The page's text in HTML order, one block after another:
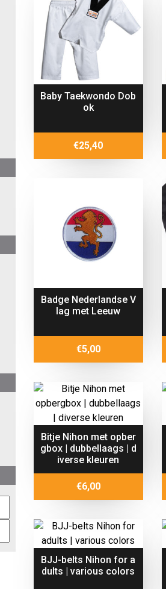
Baby Taekwondo Dob
ok
€25,40
Badge Nederlandse V
lag met Leeuw
€5,00
Bitje Nihon met opber
gbox | dubbellaags | d
iverse kleuren
€6,00
BJJ-belts Nihon for a
dults | various colors